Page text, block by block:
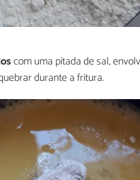
com uma pitada de sal,
durante a fritura.